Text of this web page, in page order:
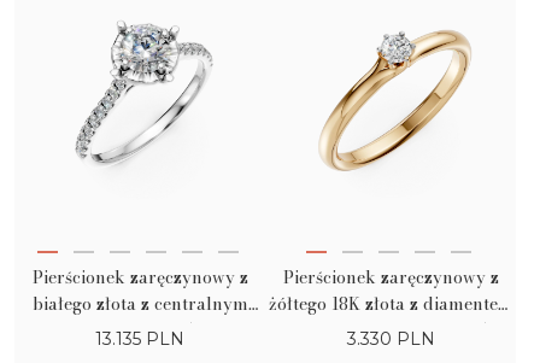
Pierścionek zaręczynowy z
białego złota z centralnym
diamentem 0.35ct i
13.135 PLN
Pierścionek zaręczynowy z
żółtego 18K złota z diamentem
w pasjansie o masie 0.105ct
3.330 PLN